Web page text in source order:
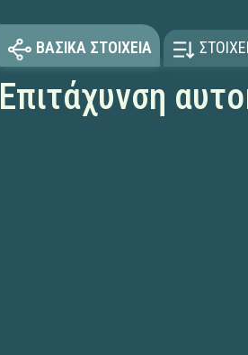
ΒΑΣΙΚΑ ΣΤΟΙΧΕΙΑ
Επιτάχυνση